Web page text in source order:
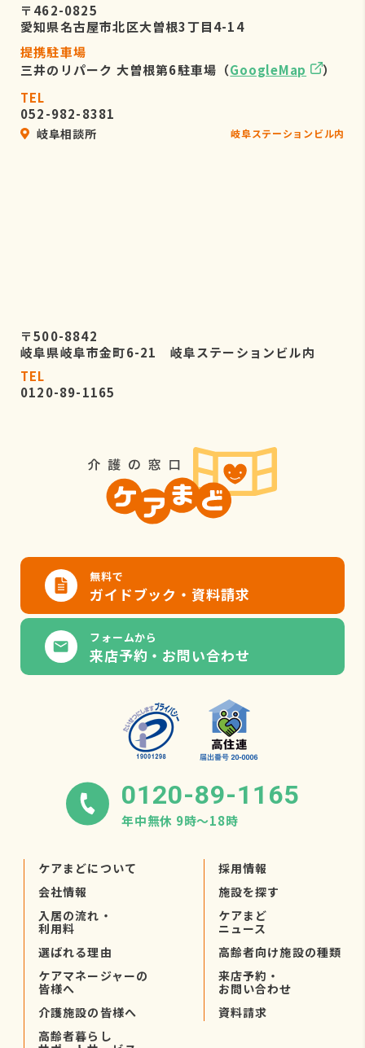
〒462-0825
愛知県名古屋市北区大曽根3丁目4-14
提携駐車場
三井のリパーク 大曽根第6駐車場（GoogleMap
）
TEL
052-982-8381
岐阜相談所 岐阜ステーションビル内
〒500-8842
岐阜県岐阜市金町6-21 岐阜ステーションビル内
TEL
0120-89-1165
無料で
ガイドブック・資料請求
フォームから
来店予約・お問い合わせ
0120-89-1165
年中無休 9時〜18時
ケアまどについて
会社情報
入居の流れ・
利用料
選ばれる理由
ケアマネージャーの
皆様へ
介護施設の皆様へ
高齢者暮らし
採用情報
施設を探す
ケアまど
ニュース
高齢者向け施設の種類
来店予約・
お問い合わせ
資料請求